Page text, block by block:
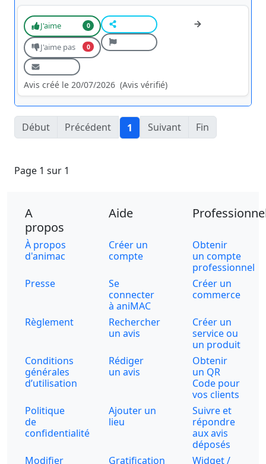
J'aime 0
J'aime pas 0
Avis créé le 20/07/2026 (Avis vérifié)
Début Précédent 1 Suivant Fin
Page 1 sur 1
A
propos
Aide
À propos
d'animac
Créer un
compte
Obtenir
un compte
professionnel
Presse
Se
connecter
à aniMAC
Créer un
commerce
Règlement
Rechercher
un avis
Créer un
service ou
un produit
Conditions
générales
d’utilisation
Rédiger
un avis
Obtenir
un QR
Code pour
vos clients
Politique
de
confidentialité
Ajouter un
lieu
Suivre et
répondre
aux avis
déposés
Modifier
Gratification Widget /